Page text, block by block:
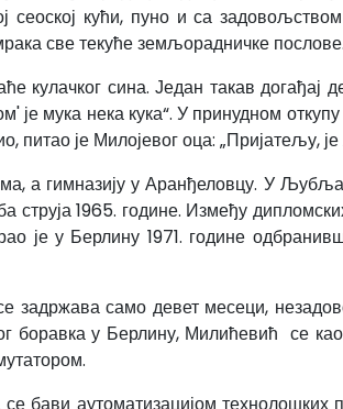
сеоској кући, пуно и са
све текуће земљорадничке
кулачког сина. Један такав
је мука нека кука“. У принудном
питао је Милојевог оца: „Пријатељу,
а гимназију у Аранђеловцу. У
струја 1965. године. Између
је у Берлину 1971. године
само девет месеци,
у Берлину, Милићевић се